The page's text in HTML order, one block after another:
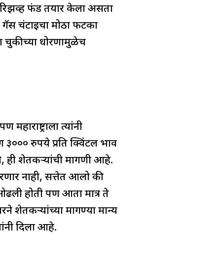
फंड तयार केला असता
चंटाईचा मोठा फटका
चुकीच्या धोरणामुळेच
महाराष्ट्राला त्यांनी
रुपये प्रति क्विंटल भाव
ही शेतकऱ्यांची मागणी आहे.
नाही, सत्तेत आलो की
होती पण आता मात्र ते
मागण्या मान्य
दिला आहे.